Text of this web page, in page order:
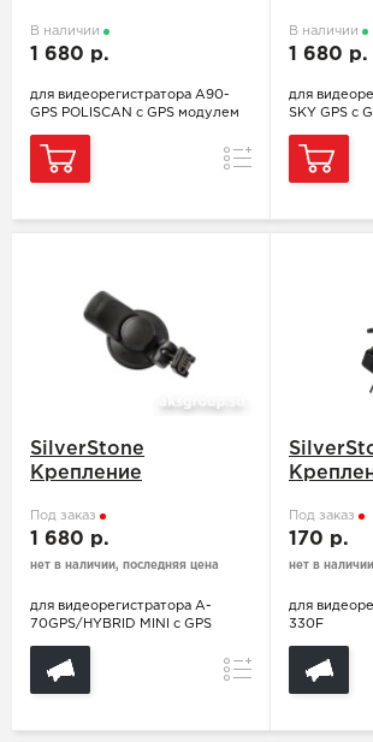
В наличии
1 680 р.
для видеорегистратора A90-
GPS POLISCAN с GPS модулем
Сравнение
В наличии
1 680 р.
для
SKY GPS с
SilverStone
Крепление
Под заказ
1 680 р.
нет в наличии, последняя цена
для видеорегистратора A-
70GPS/HYBRID MINI c GPS
Сравнение
Под заказ
170 р.
нет в
для
330F